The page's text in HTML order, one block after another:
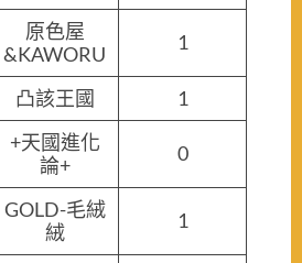
原色屋
&KAWORU
1
凸該王國 1
+天國進化
論+
0
GOLD-毛絨
絨
1